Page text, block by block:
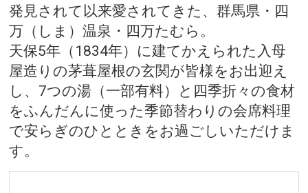
発見されて以来愛されてきた、群馬県・四
万（しま）温泉・四万たむら。
天保5年（1834年）に建てかえられた入母
屋造りの茅葺屋根の玄関が皆様をお出迎え
し、7つの湯（一部有料）と四季折々の食材
をふんだんに使った季節替わりの会席料理
で安らぎのひとときをお過ごしいただけま
す。